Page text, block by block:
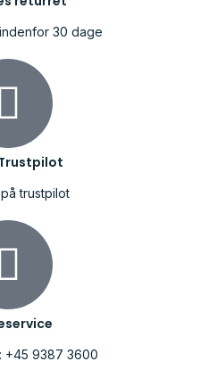
30 dage
trustpilot
+45 9387 3600